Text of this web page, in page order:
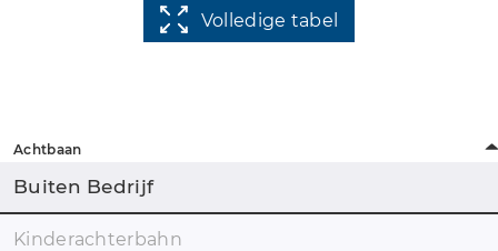
Volledige tabel
Achtbaan
Buiten Bedrijf
Kinderachterbahn